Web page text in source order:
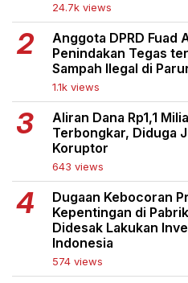
24.7k views
Anggota DPRD Fuad
Penindakan Tegas
Sampah Ilegal di
1.1k views
Aliran Dana Rp1,1
Terbongkar, Diduga
Koruptor
643 views
Dugaan Kebocoran
Kepentingan di
Didesak Lakukan
Indonesia
574 views